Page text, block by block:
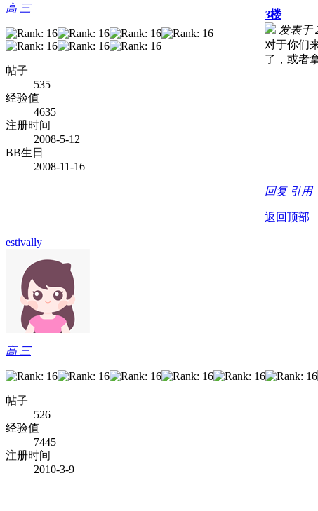
高 三
帖子
535
经验值
4635
注册时间
2008-5-12
BB生日
2008-11-16
3楼
发表于
对于你们
了，或者
回复 引用
返回顶部
estivally
高 三
帖子
526
经验值
7445
注册时间
2010-3-9